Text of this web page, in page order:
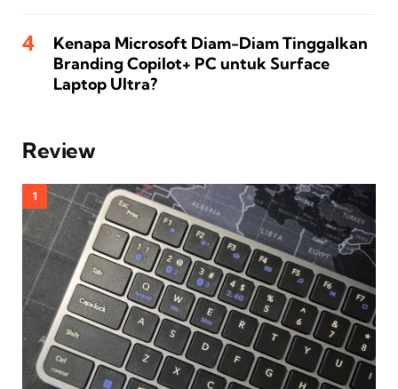
Kenapa Microsoft Diam-Diam Tinggalkan
Branding Copilot+ PC untuk Surface
Laptop Ultra?
Review